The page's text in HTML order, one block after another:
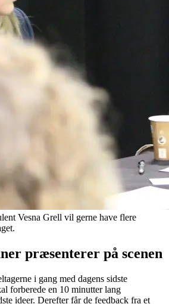
Vesna Grell vil gerne have flere
præsenterer på scenen
i gang med dagens sidste
forberede en 10 minutter lang
ideer. Derefter får de feedback fra et